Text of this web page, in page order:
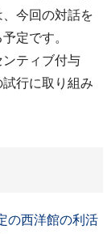
今回の対話を
定です。
ティブ付与
試行に取り組み
の西洋館の利活